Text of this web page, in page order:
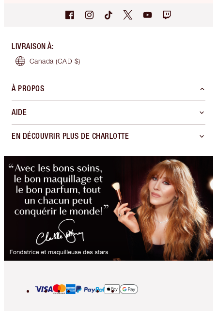
LIVRAISON À:
Canada (CAD $)
À PROPOS
AIDE
EN DÉCOUVRIR PLUS DE CHARLOTTE